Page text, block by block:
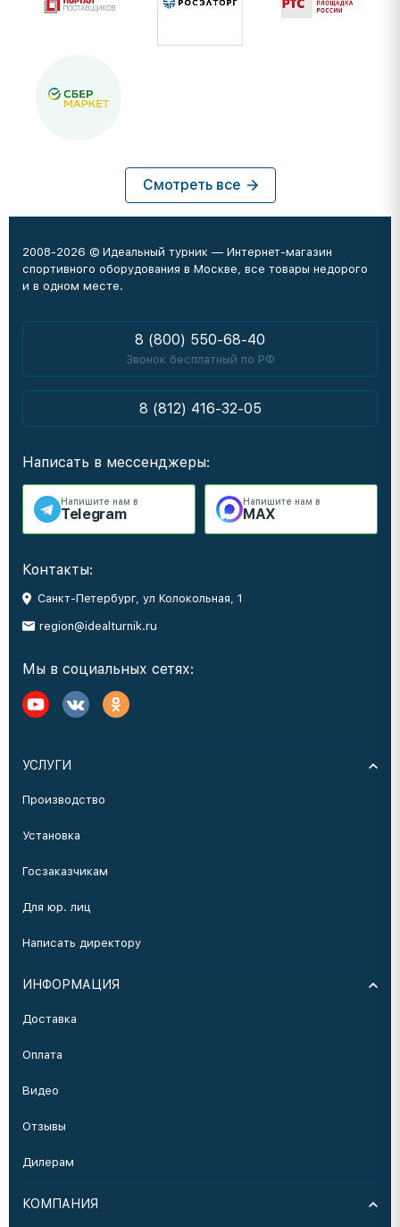
Смотреть все
2008-2026 © Идеальный турник — Интернет-магазин
спортивного оборудования в Москве, все товары недорого
и в одном месте.
8 (800) 550-68-40
Звонок бесплатный по РФ
8 (812) 416-32-05
Написать в мессенджеры:
Напишите нам в
Telegram
Напишите нам в
MAX
Контакты:
Санкт-Петербург, ул Колокольная, 1
region@idealturnik.ru
Мы в социальных сетях:
УСЛУГИ
Производство
Установка
Госзаказчикам
Для юр. лиц
Написать директору
ИНФОРМАЦИЯ
Доставка
Оплата
Видео
Отзывы
Дилерам
КОМПАНИЯ